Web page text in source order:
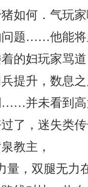
如何．气玩
问题……他能将
的妇玩家骂
提升，数息
……并未看到高
了，迷失类
教主，
量，双腿无力